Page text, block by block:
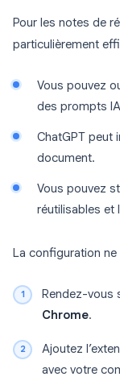
Pour les notes de
particulièrement
Vous pouvez
des prompts
ChatGPT peut
document.
Vous pouvez
réutilisables et
La configuration
Rendez-vous
Chrome.
Ajoutez
avec votre